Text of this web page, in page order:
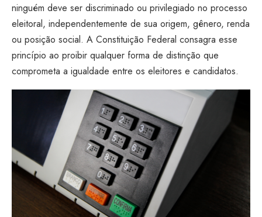
ninguém deve ser discriminado ou privilegiado no processo
eleitoral, independentemente de sua origem, gênero, renda
ou posição social. A Constituição Federal consagra esse
princípio ao proibir qualquer forma de distinção que
comprometa a igualdade entre os eleitores e candidatos.